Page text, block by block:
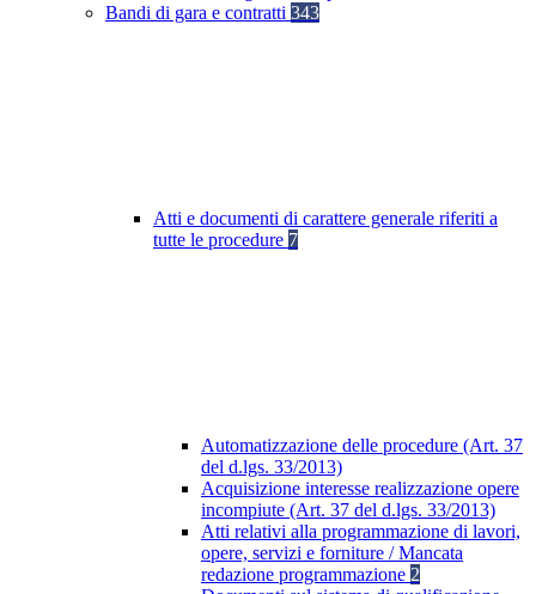
Bandi di gara e contratti 343
Atti e documenti di carattere generale riferiti a
tutte le procedure 7
Automatizzazione delle procedure (Art. 37
del d.lgs. 33/2013)
Acquisizione interesse realizzazione opere
incompiute (Art. 37 del d.lgs. 33/2013)
Atti relativi alla programmazione di lavori,
opere, servizi e forniture / Mancata
redazione programmazione 2